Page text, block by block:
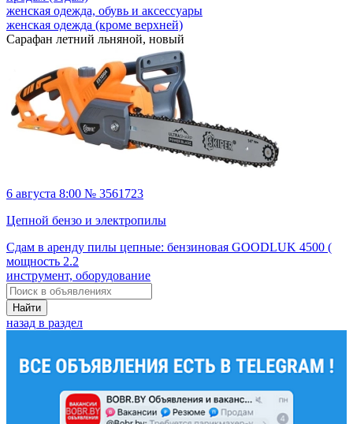
женская одежда, обувь и аксессуары
женская одежда (кроме верхней)
Сарафан летний льняной, новый
6 августа 8:00 № 3561723
Цепной бензо и электропилы
Сдам в аренду пилы цепные: бензиновая GOODLUK 4500 (
мощность 2.2
инструмент, оборудование
Найти
назад в раздел